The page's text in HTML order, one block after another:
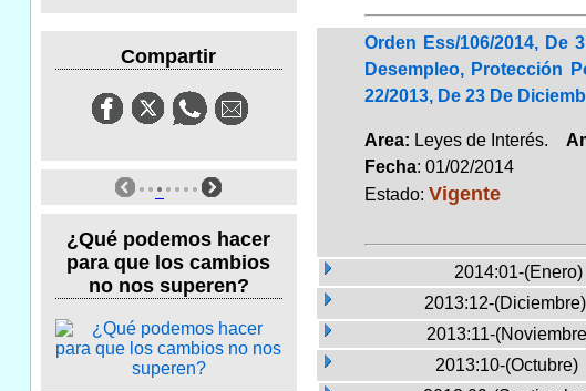
Compartir
¿Qué podemos hacer
para que los cambios
no nos superen?
Orden Ess/106/2014, De
Desempleo, Protección
22/2013, De 23 De
Area: Leyes de Interés.
Fecha: 01/02/2014
Estado: Vigente
2014:01-(Enero)
2013:12-(Diciembre)
2013:11-
2013:10-(Octubre)